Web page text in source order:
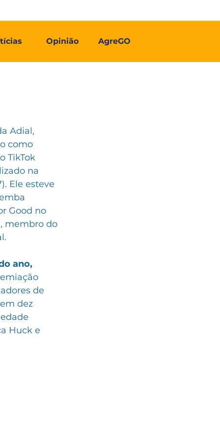
AgreGO
Opinião
Adial,
como
TikTok
na
Ele esteve
Good no
membro do
ano,
de
dez
Huck e